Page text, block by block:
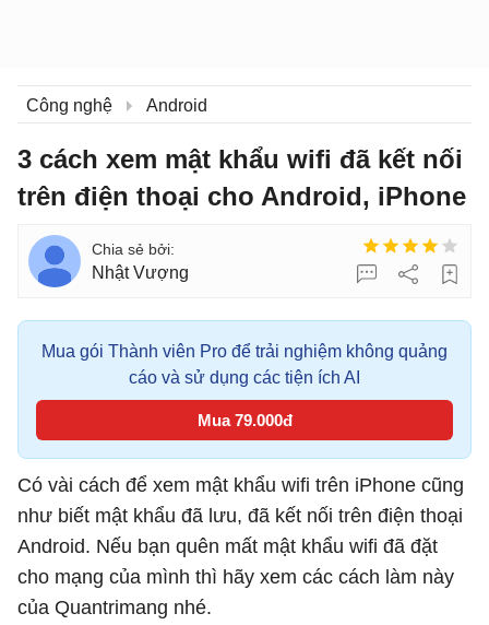
Công nghệ Android
3 cách xem mật khẩu wifi đã kết nối
trên điện thoại cho Android, iPhone
Nhật Vượng
Mua gói Thành viên Pro để trải nghiệm không quảng
cáo và sử dụng các tiện ích AI
Mua 79.000đ
Có vài cách để xem mật khẩu wifi trên iPhone cũng
như biết mật khẩu đã lưu, đã kết nối trên điện thoại
Android. Nếu bạn quên mất mật khẩu wifi đã đặt
cho mạng của mình thì hãy xem các cách làm này
của Quantrimang nhé.